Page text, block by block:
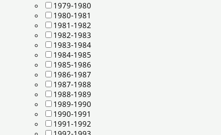
1979-1980
1980-1981
1981-1982
1982-1983
1983-1984
1984-1985
1985-1986
1986-1987
1987-1988
1988-1989
1989-1990
1990-1991
1991-1992